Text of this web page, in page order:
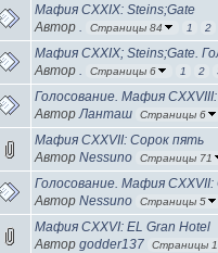
Мафия CXXIX: Steins;Gate
Автор
Страницы 84 1 2
Мафия CXXIX; Steins;Gate.
Автор
Страницы 6 1 2
Голосование. Мафия CXXVIII:
АвторЛанташ Страницы 6
Мафия CXXVII: Сорок пять
АвторNessuno Страницы 71
Голосование. Мафия
АвторNessuno Страницы 5
Мафия CXXVI: EL Gran Hotel
Авторgodder137 Страницы